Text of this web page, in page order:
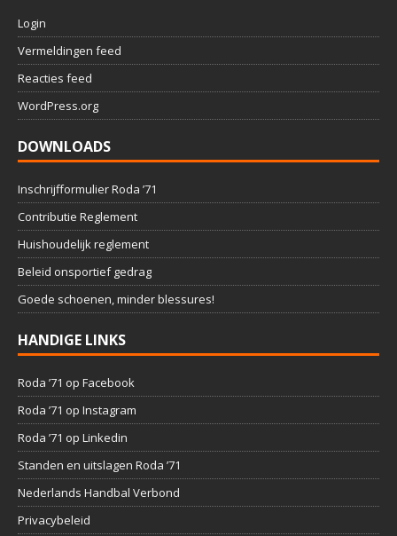
Login
Vermeldingen feed
Reacties feed
WordPress.org
DOWNLOADS
Inschrijfformulier Roda ’71
Contributie Reglement
Huishoudelijk reglement
Beleid onsportief gedrag
Goede schoenen, minder blessures!
HANDIGE LINKS
Roda ’71 op Facebook
Roda ’71 op Instagram
Roda ’71 op Linkedin
Standen en uitslagen Roda ’71
Nederlands Handbal Verbond
Privacybeleid